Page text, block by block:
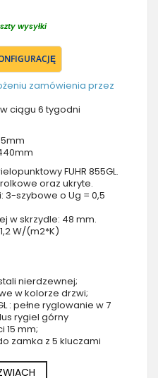
wysyłki
zamówienia przez
ciągu 6 tygodni
FUHR 855GL.
oraz ukryte.
3-szybowe o Ug = 0,5
w skrzydle: 48 mm.
W/(m2*K)
nierdzewnej;
w kolorze drzwi;
: pełne ryglowanie w 7
rygiel górny
15 mm;
zamka z 5 kluczami